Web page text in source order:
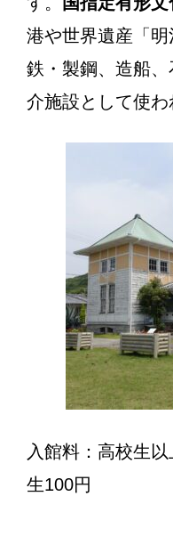
港や世界遺産「
鉄・製鋼、造船
介施設として使わ
入館料：高校生
生100円